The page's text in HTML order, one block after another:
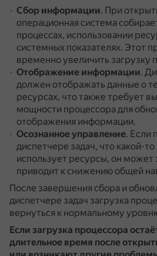
Сбор информации. При
операционная система
процессах, использовании
системных показателях. Этот
временно увеличить загрузку
Отображение информации.
должен отображать данные о
ресурсах, что также требует
мощности процессора для
отображения информации.
Осознанное управление. Если
диспетчере задач, что какой-
использует ресурсы, он может
приводит к снижению общей
После завершения сбора и
диспетчере задач загрузка
вернуться к нормальному
Если загрузка процессора
длительное время после